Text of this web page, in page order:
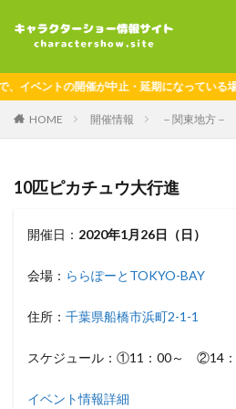
ントの開催が中止・延期になっている場合
HOME 開催情報 －関東地方－
10匹ピカチュウ大行進
開催日： 2020年1月26日（日）
会場： ららぽーとTOKYO-BAY
住所： 千葉県船橋市浜町2-1-1
スケジュール：①11：00～ ②14：
イベント情報詳細